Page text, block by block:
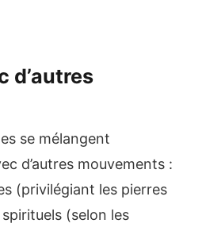
d’autres
se mélangent
d’autres mouvements :
(privilégiant les pierres
(selon les